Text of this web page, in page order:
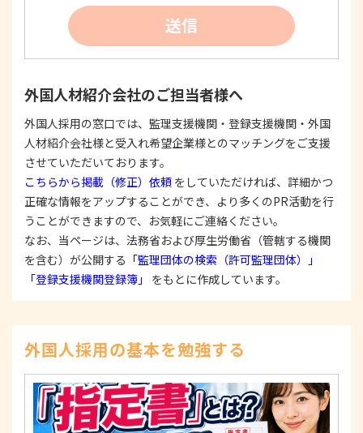
個人情報を利用する際は、本人に明示、通知、ま
たは公表した利用目的の範囲内に限定し、それに
反する目的外利用を行なわないための措置を講じ
する際は、本人が同意を与えた利用目的の範囲内
で、適法にこれを行います。
2. 安全対策の実施について
個人情報の正確性およびその利用の安全性を確保す
るため、情報セキュリティ対策を始めとする安全措
置を構築し、個人情報への不正アクセス、個人情報
の漏洩、滅失または毀損等の的確な防止とセキュリ
ティの是正に努めます。
3. 苦情および相談等に対する適正な対応について
本人からの苦情および相談があった場合には、適切
示、訂正、削除、または利用もしくは提供の停止等
を求められたときは、適法かつ遅滞なく応じます。
4. 法令・指針・規範の遵守について
適正な個人情報保護の実現のため、個人情報の取扱
いに関する法令、国が定める指針およびその他の規
範を遵守します。
送信
外国人材紹介会社のご担当者様へ
外国人採用の窓口では、監理支援機関・登録支援機関・外国
人材紹介会社様と受入れ希望企業様とのマッチングをご支援
させていただいております。
こちらから掲載（修正）依頼 をしていただければ、詳細かつ
正確な情報をアップすることができ、より多くのPR活動を行
うことができますので、お気軽にご連絡ください。
なお、当ページは、法務省および厚生労働省（管轄する機関
を含む）が公開する 「監理団体の検索（許可監理団体）」
「登録支援機関登録簿」
をもとに作成しています。
外国人採用の基本を勉強する